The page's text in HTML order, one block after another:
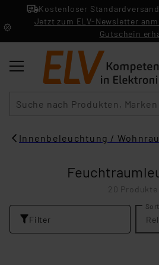
Kostenloser
Jetzt zum ELV-Newsletter
Gutschein
Innenbeleuchtung /
20 Produkte
Filter